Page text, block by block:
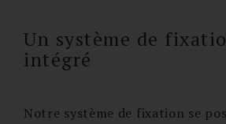
Un système de
intégré
Notre système de fixation se